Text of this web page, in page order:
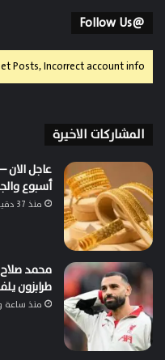
@Follow Us
Posts, Incorrect account info.
المشاركات الاخيرة
أسبوع
منذ 37 دقيقة
محمد صلاح
طرابزون
منذ ساعة